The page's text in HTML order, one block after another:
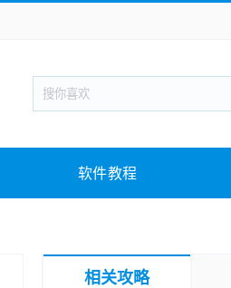
新闻阅读 旅游出行
战棋游戏 枪战射击
教育教学 游戏娱乐
软件教程
相关攻略